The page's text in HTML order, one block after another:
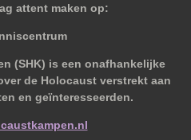
attent maken op:
(SHK) is een onafhankelijke
de Holocaust verstrekt aan
en geïnteresseerden.